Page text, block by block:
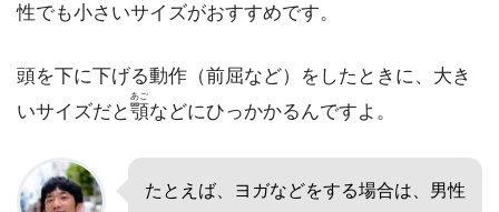
性でも小さいサイズがおすすめです。
頭を下に下げる動作（前屈など）をしたときに、大き
いサイズだと顎
あご
などにひっかかるんですよ。
たとえば、ヨガなどをする場合は、男性